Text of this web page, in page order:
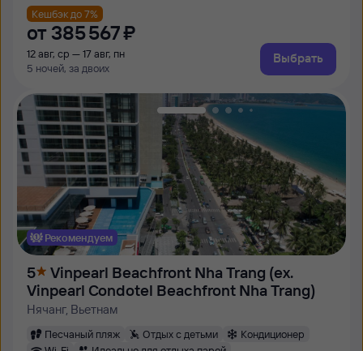
Кешбэк до 7%
от 385 ⁠567 ⁠₽
12 авг, ср — 17 авг, пн
5 ночей, за двоих
Выбрать
Рекомендуем
5
Vinpearl Beachfront Nha Trang (ex.
Vinpearl Condotel Beachfront Nha Trang)
Нячанг, Вьетнам
Песчаный пляж Отдых с детьми
Кондиционер